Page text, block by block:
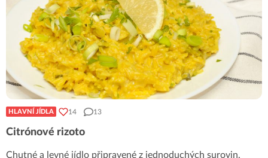
HLAVNÍ JÍDLA 14 13
Citrónové rizoto
Chutné a levné jídlo připravené z jednoduchých surovin,